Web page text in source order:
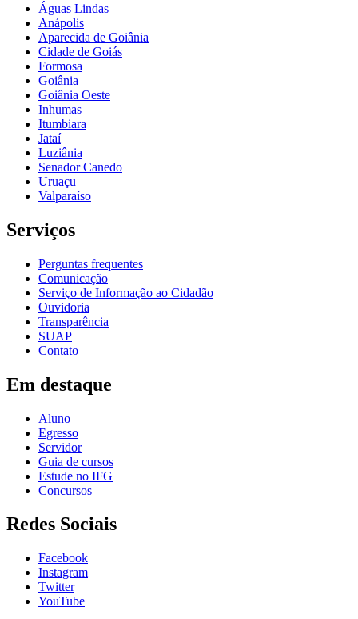
Águas Lindas
Anápolis
Aparecida de Goiânia
Cidade de Goiás
Formosa
Goiânia
Goiânia Oeste
Inhumas
Itumbiara
Jataí
Luziânia
Senador Canedo
Uruaçu
Valparaíso
Serviços
Perguntas frequentes
Comunicação
Serviço de Informação ao Cidadão
Ouvidoria
Transparência
SUAP
Contato
Em destaque
Aluno
Egresso
Servidor
Guia de cursos
Estude no IFG
Concursos
Redes Sociais
Facebook
Instagram
Twitter
YouTube